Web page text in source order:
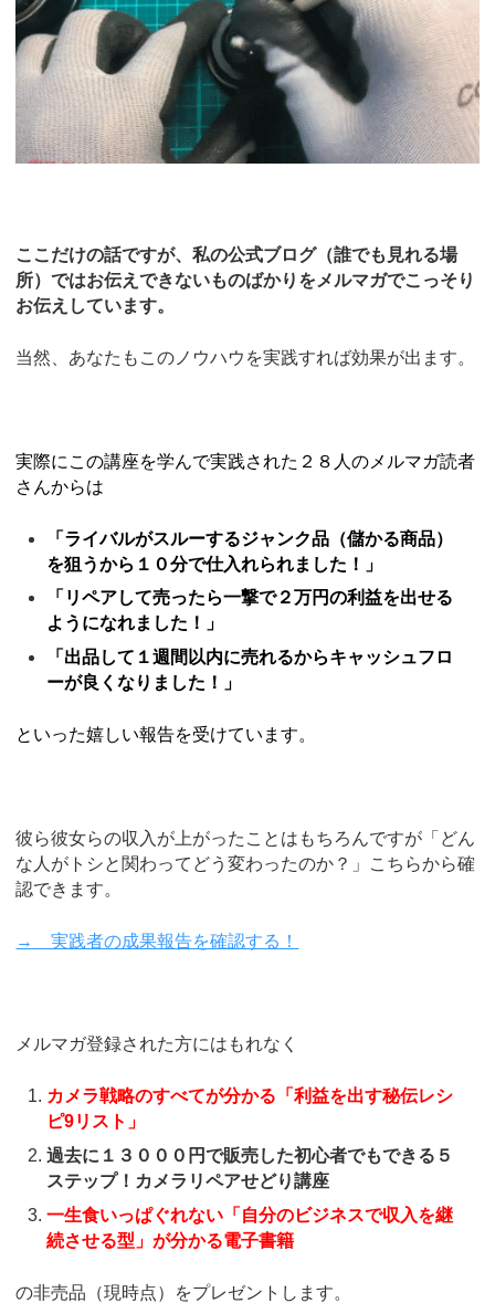
ここだけの話ですが、私の公式ブログ（誰でも見れる場
所）ではお伝えできないものばかりをメルマガでこっそり
お伝えしています。
当然、あなたもこのノウハウを実践すれば効果が出ます。
実際にこの講座を学んで実践された２８人のメルマガ読者
さんからは
「ライバルがスルーするジャンク品（儲かる商品）
を狙うから１０分で仕入れられました！」
「リペアして売ったら一撃で２万円の利益を出せる
ようになれました！」
「出品して１週間以内に売れるからキャッシュフロ
ーが良くなりました！」
といった嬉しい報告を受けています。
彼ら彼女らの収入が上がったことはもちろんですが「どん
な人がトシと関わってどう変わったのか？」こちらから確
認できます。
→ 実践者の成果報告を確認する！
メルマガ登録された方にはもれなく
カメラ戦略のすべてが分かる「利益を出す秘伝レシ
ピ9リスト」
過去に１３０００円で販売した初心者でもできる５
ステップ！カメラリペアせどり講座
一生食いっぱぐれない「自分のビジネスで収入を継
続させる型」が分かる電子書籍
の非売品（現時点）をプレゼントします。